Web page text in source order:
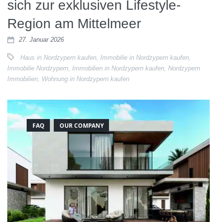
sich zur exklusiven Lifestyle-
Region am Mittelmeer
27. Januar 2026
Haus in Nordzypern kaufen, Immobilie in Nordzypern kaufen,
Immobilie Nordzypern, Immobilien in Nordzypern kaufen, Nordzypern
Immobilien, Wohnung in Nordzypern kaufen
FAQ OUR COMPANY